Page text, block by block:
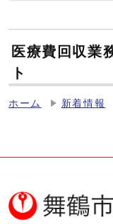
医療費回収業
ト
ホーム 新着情報